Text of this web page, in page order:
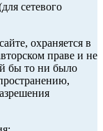
сетевого
охраняется в
праве и не
бы то ни было